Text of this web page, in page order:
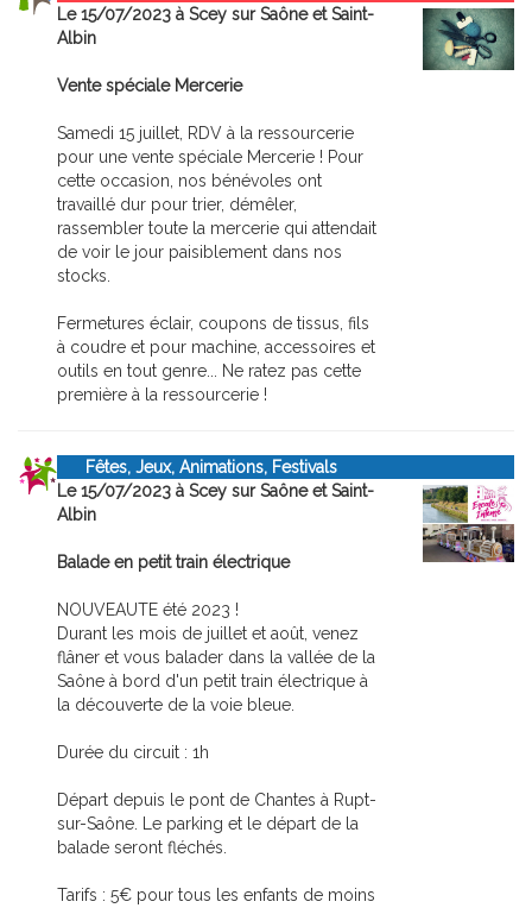
Le 15/07/2023 à Scey sur Saône et Saint-
Albin
Vente spéciale Mercerie
Samedi 15 juillet, RDV à la ressourcerie
pour une vente spéciale Mercerie ! Pour
cette occasion, nos bénévoles ont
travaillé dur pour trier, démêler,
rassembler toute la mercerie qui attendait
de voir le jour paisiblement dans nos
stocks.
Fermetures éclair, coupons de tissus, fils
à coudre et pour machine, accessoires et
outils en tout genre... Ne ratez pas cette
première à la ressourcerie !
Fêtes, Jeux, Animations, Festivals
Le 15/07/2023 à Scey sur Saône et Saint-
Albin
Balade en petit train électrique
NOUVEAUTE été 2023 !
Durant les mois de juillet et août, venez
flâner et vous balader dans la vallée de la
Saône à bord d'un petit train électrique à
la découverte de la voie bleue.
Durée du circuit : 1h
Départ depuis le pont de Chantes à Rupt-
sur-Saône. Le parking et le départ de la
balade seront fléchés.
Tarifs : 5€ pour tous les enfants de moins